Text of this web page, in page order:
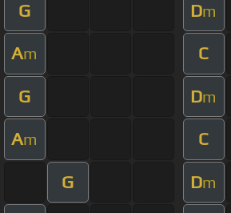
G Dm
Am C
G Dm
Am C
G Dm